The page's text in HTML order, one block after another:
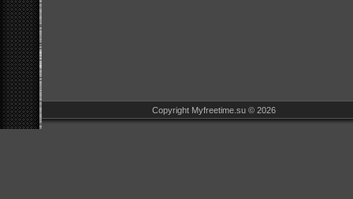
Copyright Myfreetime.su © 2026